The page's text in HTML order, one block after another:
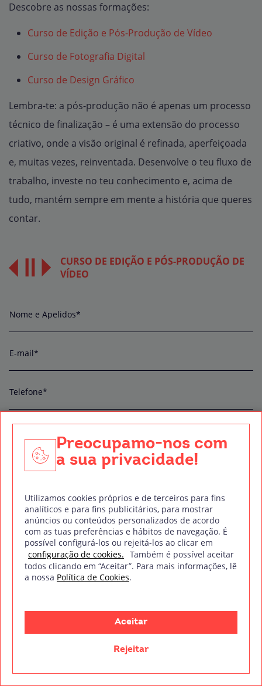
Descobre as nossas formações:
Curso de Edição e Pós-Produção de Vídeo
Curso de Fotografia Digital
Curso de Design Gráfico
Lembra-te: a pós-produção não é apenas um processo
técnico de finalização – é uma extensão do processo
criativo, onde a visão original é refinada, aperfeiçoada
e, muitas vezes, reinventada. Desenvolve o teu fluxo de
trabalho, investe no teu conhecimento e, acima de
tudo, mantém sempre em mente a história que queres
contar.
CURSO DE EDIÇÃO E PÓS-PRODUÇÃO DE
VÍDEO
Nome e Apelidos*
E-mail*
Telefone*
Distrito*
Responsável de Tratamento:EINSTEIN TRAINING, LDA
Finalidade de tratamento:Gestão de consulta.
Encarregado da Proteção de Dados:dpo@northius.com
Destinatários:Nenhum dado será transferido, exceto por obrigação legal. /
Direitos: aceder, retificar e excluir os dados, bem como outros direitos,
conforme o explicito naPolítica de Privacidade.
Quero mais informações!
Descobre toda a atualidade da indústria audiovisual à
base do click.
Preocupamo-nos com
a sua privacidade!
Utilizamos cookies próprios e de terceiros para fins
analíticos e para fins publicitários, para mostrar
anúncios ou conteúdos personalizados de acordo
com as tuas preferências e hábitos de navegação. É
possível configurá-los ou rejeitá-los ao clicar em
configuração de cookies. Também é possível aceitar
todos clicando em “Aceitar”. Para mais informações, lê
a nossa Política de Cookies.
Aceitar
Rejeitar